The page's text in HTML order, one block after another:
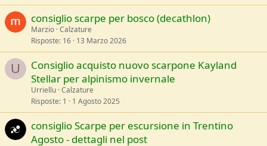
consiglio scarpe per bosco (decathlon)
Marzio Calzature
Risposte 16 13 Marzo 2026
U
Consiglio acquisto nuovo scarpone Kayland
Stellar per alpinismo invernale
Urriellu Calzature
Risposte 1 1 Agosto 2025
consiglio Scarpe per escursione in Trentino
Agosto - dettagli nel post